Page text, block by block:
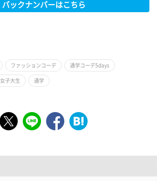
バックナンバーはこちら
ファッションコーデ 通学コーデ5days
女子大生 通学